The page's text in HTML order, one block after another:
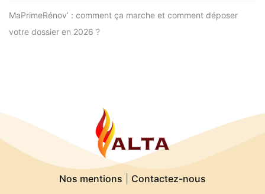
MaPrimeRénov’ : comment ça marche et comment déposer
votre dossier en 2026 ?
Nos mentions Contactez-nous